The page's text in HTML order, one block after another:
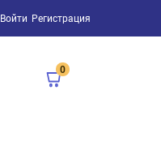
Войти Регистрация
0